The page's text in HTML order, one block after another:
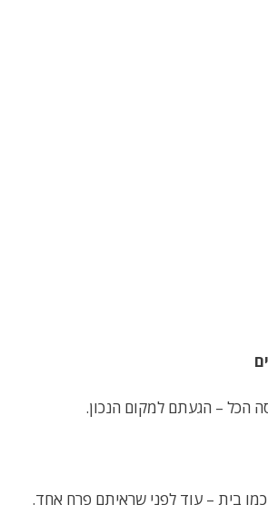
הכל – הגעתם למקום הנכון.
בית – עוד לפני שראיתם פרח אחד.